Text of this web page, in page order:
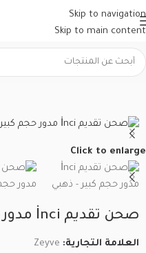
Skip to navigation
Skip to main content
Click to enlarge
صحن تقديم İnci مدور حجم كبير – ذهبي
العلامة التجارية: Zeyve